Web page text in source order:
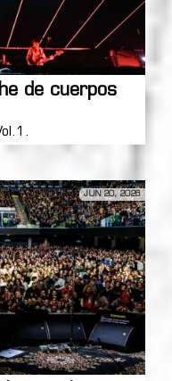
de cuerpos
JUN 20, 2026